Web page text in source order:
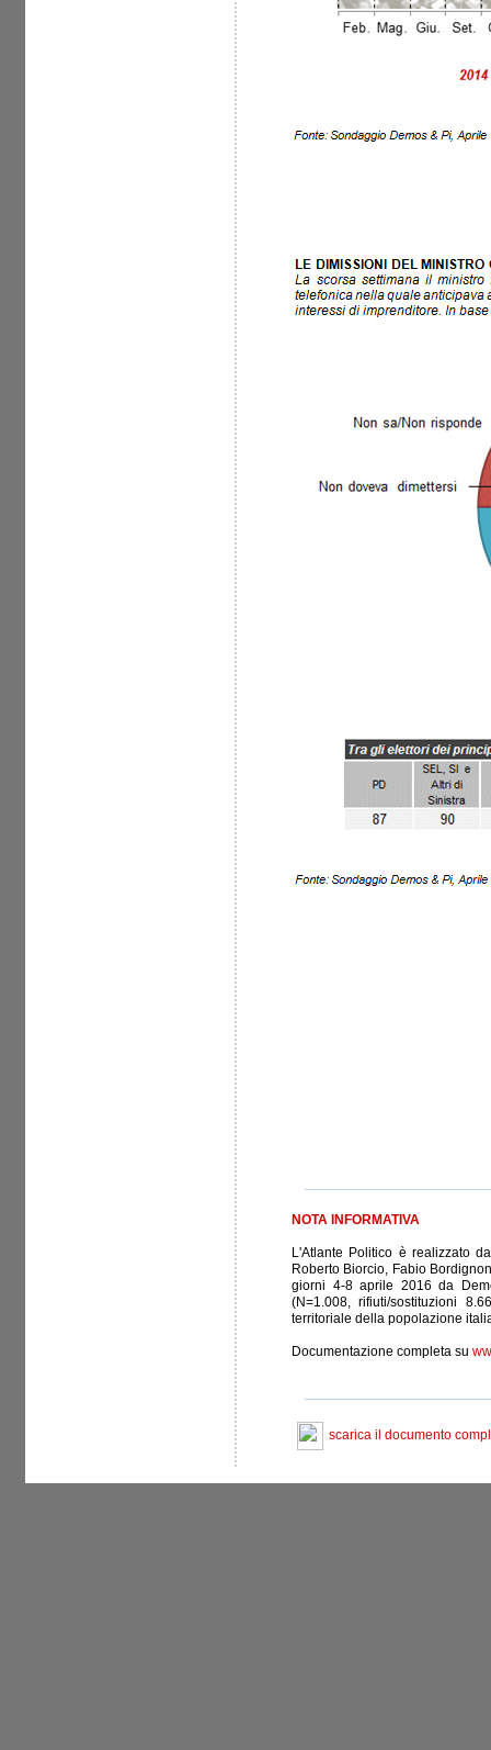
NOTA INFORMATIVA
L'Atlante Politico è realizzato
Roberto Biorcio, Fabio
giorni 4-8 aprile 2016 da
(N=1.008, rifiuti/sostituzioni
territoriale della popolazione
Documentazione completa su
scarica il documento